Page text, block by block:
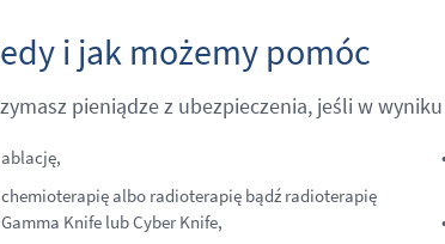
i jak możemy pomóc
pieniądze z ubezpieczenia, jeśli w
ablację,
chemioterapię albo radioterapię bądź radioterapię
Gamma Knife lub Cyber Knife,